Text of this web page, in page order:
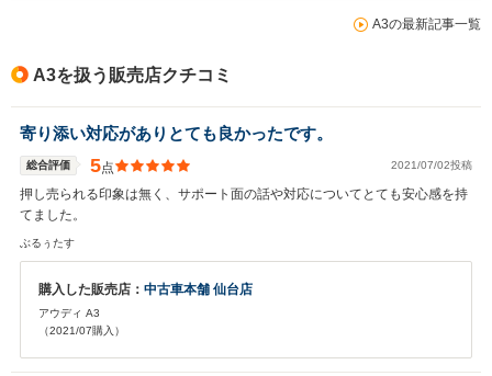
A3の最新記事一覧
A3を扱う販売店クチコミ
寄り添い対応がありとても良かったです。
総合評価 5点 2021/07/02投稿
押し売られる印象は無く、サポート面の話や対応についてとても安心感を持
てました。
ぶるぅたす
購入した販売店： 中古車本舗 仙台店
アウディ A3
（2021/07購入）